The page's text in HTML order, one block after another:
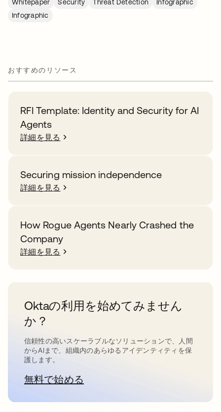
Whitepaper Security Threat Detection
Infographic
Infographic
おすすめのリソース
RFI Template: Identity and Security for AI
Agents
詳細を見る
Securing mission independence
詳細を見る
How Rogue Agents Nearly Crashed the
Company
詳細を見る
Oktaの利用を始めてみません
か？
信頼性の高いスケーラブルなソリューションで、人間
からAIまで、組織内のあらゆるアイデンティティを保
護します。
無料で始める新しいタブで開く